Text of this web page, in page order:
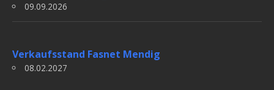
09.09.2026
Verkaufsstand Fasnet Mendig
08.02.2027